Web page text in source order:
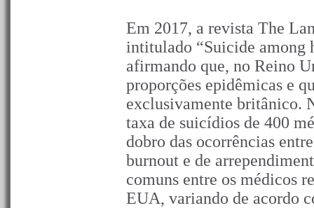
Em 2017, a revista The
intitulado “Suicide among
afirmando que, no Reino
proporções epidêmicas e
exclusivamente britânico.
taxa de suicídios de 400
dobro das ocorrências
burnout e de
comuns entre os médicos
EUA, variando de acordo